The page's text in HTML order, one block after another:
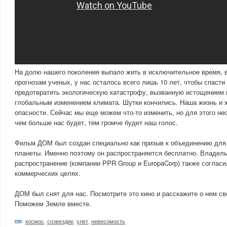
На долю нашего поколения выпало жить в исключительное время,
прогнозам ученых, у нас осталось всего лишь 10 лет, чтобы
предотвратить экологическую катастрофу, вызванную
глобальным изменением климата. Шутки кончились. Наша жизнь и
опасности. Сейчас мы еще можем что-то изменить, но для этого
чем больше нас будет, тем громче будет наш голос.
Фильм ДОМ был создан специально как призыв к объединению
планеты. Именно поэтому он распространяется бесплатно.
распространение (компании PPR Group и EuropaCorp) также
коммерческих целях.
ДОМ был снят для нас. Посмотрите это кино и расскажите о нем
Поможем Земле вместе.
космос созвездие улет невесомость